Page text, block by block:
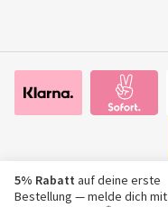
5% Rabatt auf deine erste
Bestellung — melde dich mit